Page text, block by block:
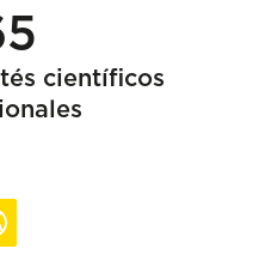
científicos